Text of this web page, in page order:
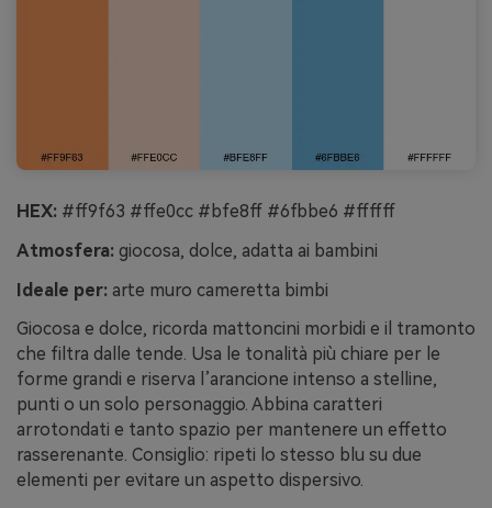
HEX: #ff9f63 #ffe0cc #bfe8ff #6fbbe6 #ffffff
Atmosfera: giocosa, dolce, adatta ai bambini
Ideale per: arte muro cameretta bimbi
Giocosa e dolce, ricorda mattoncini morbidi e il tramonto
che filtra dalle tende. Usa le tonalità più chiare per le
forme grandi e riserva l’arancione intenso a stelline,
punti o un solo personaggio. Abbina caratteri
arrotondati e tanto spazio per mantenere un effetto
rasserenante. Consiglio: ripeti lo stesso blu su due
elementi per evitare un aspetto dispersivo.